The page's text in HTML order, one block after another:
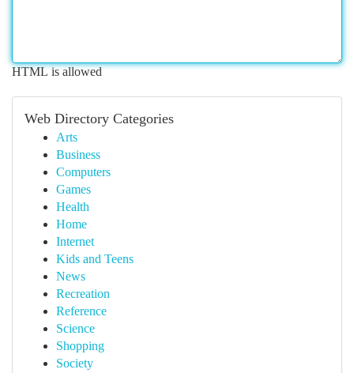
HTML is allowed
Web Directory Categories
Arts
Business
Computers
Games
Health
Home
Internet
Kids and Teens
News
Recreation
Reference
Science
Shopping
Society